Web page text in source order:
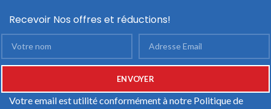
Recevoir Nos offres et réductions!
Votre email est utilité conformément à notre Politique de